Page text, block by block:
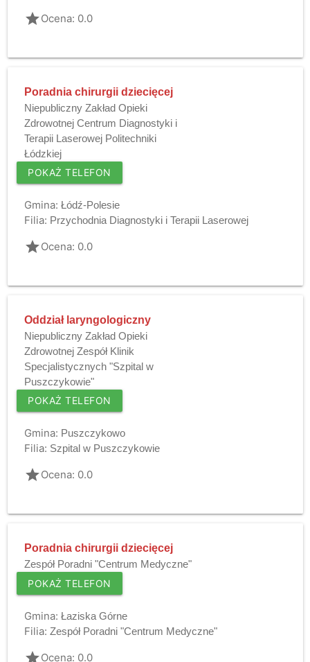
gradeOcena: 0.0
Poradnia chirurgii dziecięcej
Niepubliczny Zakład Opieki
Zdrowotnej Centrum Diagnostyki i
Terapii Laserowej Politechniki
Łódzkiej
POKAŻ TELEFON
Gmina: Łódź-Polesie
Filia: Przychodnia Diagnostyki i Terapii Laserowej
gradeOcena: 0.0
Oddział laryngologiczny
Niepubliczny Zakład Opieki
Zdrowotnej Zespół Klinik
Specjalistycznych "Szpital w
Puszczykowie"
POKAŻ TELEFON
Gmina: Puszczykowo
Filia: Szpital w Puszczykowie
gradeOcena: 0.0
Poradnia chirurgii dziecięcej
Zespół Poradni "Centrum Medyczne"
POKAŻ TELEFON
Gmina: Łaziska Górne
Filia: Zespół Poradni "Centrum Medyczne"
gradeOcena: 0.0